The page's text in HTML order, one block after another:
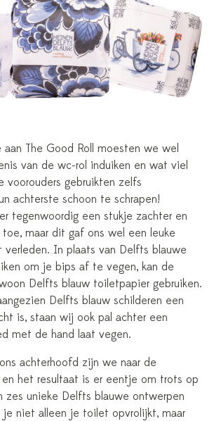
aan The Good Roll moesten we wel
van de wc-rol induiken en wat viel
voorouders gebruikten zelfs
achterste schoon te schrapen!
tegenwoordig een stukje zachter en
maar dit gaf ons wel een leuke
In plaats van Delfts blauwe
om je bips af te vegen, kan de
Delfts blauw toiletpapier gebruiken.
Delfts blauw schilderen een
is, staan wij ook pal achter een
met de hand laat vegen.
achterhoofd zijn we naar de
het resultaat is er eentje om trots op
zes unieke Delfts blauwe ontwerpen
je niet alleen je toilet opvrolijkt, maar